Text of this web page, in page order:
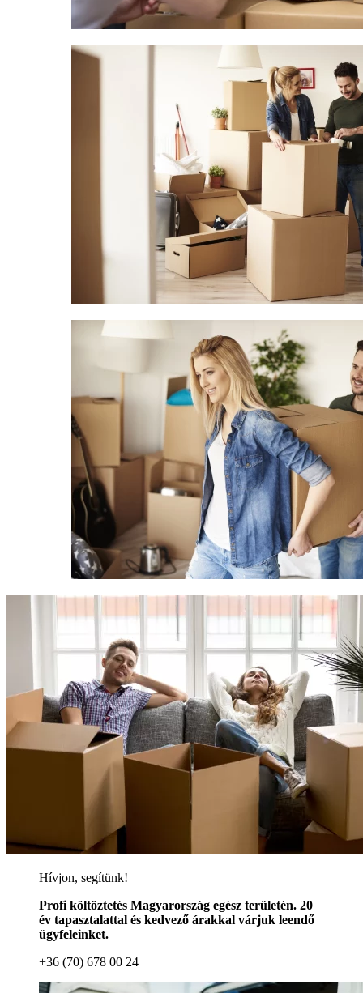
Hívjon, segítünk!
Profi költöztetés Magyarország egész területén. 20
év tapasztalattal és kedvező árakkal várjuk leendő
ügyfeleinket.
+36 (70) 678 00 24